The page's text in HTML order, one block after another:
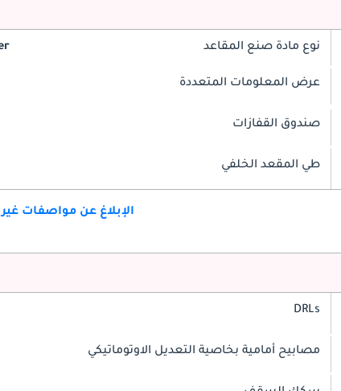
نوع مادة صنع المقاعد
عرض المعلومات المتعددة
صندوق القفازات
طي المقعد الخلفي
الإبلاغ عن مواصفات
DRLs
مصابيح أمامية بخاصية التعديل الاوتوماتيكي